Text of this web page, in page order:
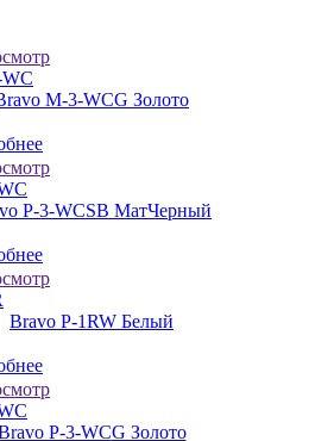
M-3-WCG Золото
P-3-WCSB МатЧерный
Bravo P-1RW Белый
P-3-WCG Золото